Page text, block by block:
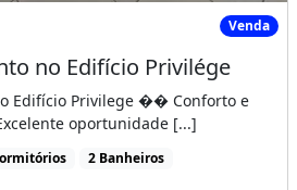
no Edifício PrivilégeVenda
no Edifício Privilége
Edifício Privilege �� Conforto e
oportunidade [...]
2 Banheiros